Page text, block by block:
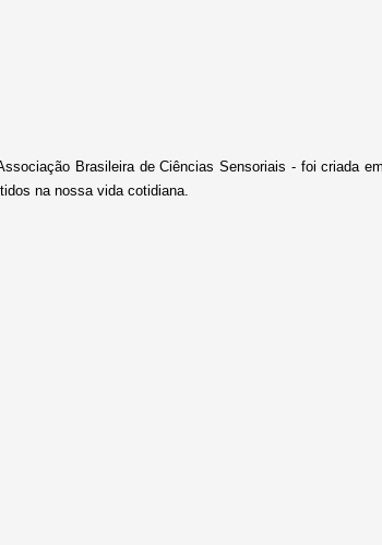
Brasileira de Ciências Sensoriais - foi criada
na nossa vida cotidiana.